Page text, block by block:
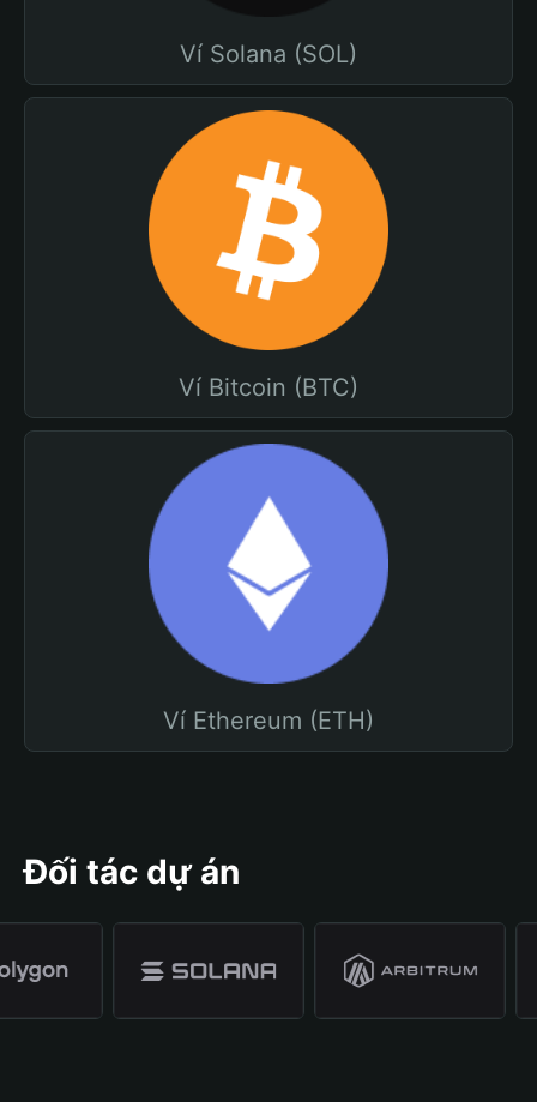
Ví Solana (SOL)
Ví Bitcoin (BTC)
Ví Ethereum (ETH)
Đối tác dự án